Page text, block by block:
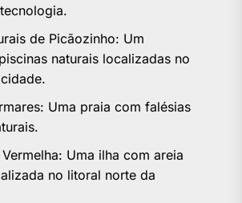
de Picãozinho: Um
naturais localizadas no
Uma praia com falésias
Uma ilha com areia
no litoral norte da